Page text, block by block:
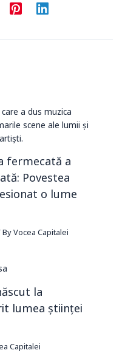
fermecată a
Povestea
o lume
ByVocea Capitalei
la
lumea științei
Capitalei